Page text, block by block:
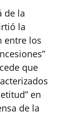
de la
la
entre los
que
en
de la